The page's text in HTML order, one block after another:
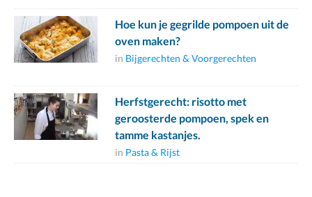
Hoe kun je gegrilde pompoen uit de
oven maken?
in Bijgerechten & Voorgerechten
Herfstgerecht: risotto met
geroosterde pompoen, spek en
tamme kastanjes.
in Pasta & Rijst